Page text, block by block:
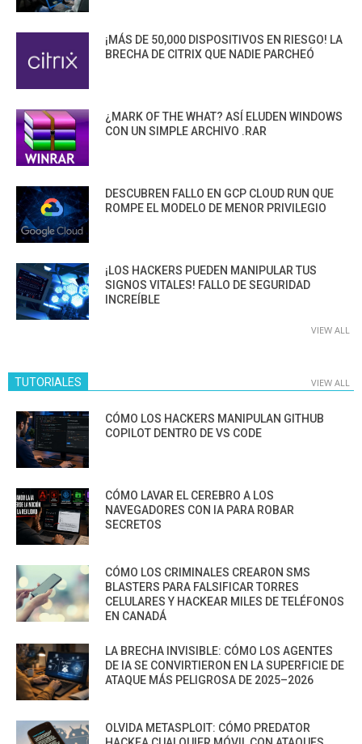
¡MÁS DE 50,000 DISPOSITIVOS EN RIESGO! LA
BRECHA DE CITRIX QUE NADIE PARCHEÓ
¿MARK OF THE WHAT? ASÍ ELUDEN WINDOWS
CON UN SIMPLE ARCHIVO .RAR
DESCUBREN FALLO EN GCP CLOUD RUN QUE
ROMPE EL MODELO DE MENOR PRIVILEGIO
¡LOS HACKERS PUEDEN MANIPULAR TUS
SIGNOS VITALES! FALLO DE SEGURIDAD
INCREÍBLE
VIEW ALL
TUTORIALES VIEW ALL
CÓMO LOS HACKERS MANIPULAN GITHUB
COPILOT DENTRO DE VS CODE
CÓMO LAVAR EL CEREBRO A LOS
NAVEGADORES CON IA PARA ROBAR
SECRETOS
CÓMO LOS CRIMINALES CREARON SMS
BLASTERS PARA FALSIFICAR TORRES
CELULARES Y HACKEAR MILES DE TELÉFONOS
EN CANADÁ
LA BRECHA INVISIBLE: CÓMO LOS AGENTES
DE IA SE CONVIRTIERON EN LA SUPERFICIE DE
ATAQUE MÁS PELIGROSA DE 2025–2026
OLVIDA METASPLOIT: CÓMO PREDATOR